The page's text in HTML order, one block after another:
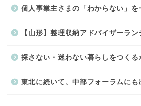
個人事業主さまの「わからない」を
【山形】整理収納アドバイザーラン
探さない・迷わない暮らしをつく
東北に続いて、中部フォーラムにも